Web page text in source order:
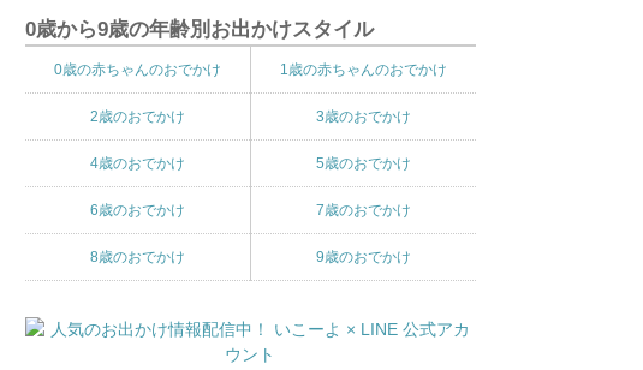
0歳から9歳の年齢別お出かけスタイル
0歳の赤ちゃんのおでかけ 1歳の赤ちゃんのおでかけ
2歳のおでかけ 3歳のおでかけ
4歳のおでかけ 5歳のおでかけ
6歳のおでかけ 7歳のおでかけ
8歳のおでかけ 9歳のおでかけ